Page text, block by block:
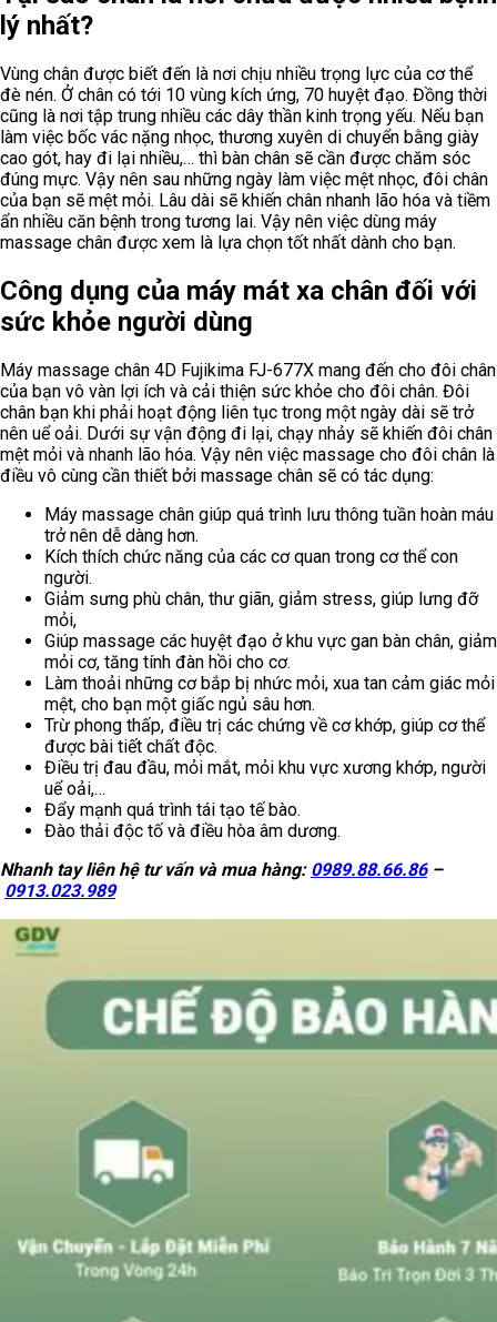
lý nhất?
Vùng chân được biết đến là nơi chịu nhiều trọng lực của cơ thể
đè nén. Ở chân có tới 10 vùng kích ứng, 70 huyệt đạo. Đồng thời
cũng là nơi tập trung nhiều các dây thần kinh trọng yếu. Nếu bạn
làm việc bốc vác nặng nhọc, thương xuyên di chuyển bằng giày
cao gót, hay đi lại nhiều,… thì bàn chân sẽ cần được chăm sóc
đúng mực. Vậy nên sau những ngày làm việc mệt nhọc, đôi chân
của bạn sẽ mệt mỏi. Lâu dài sẽ khiến chân nhanh lão hóa và tiềm
ẩn nhiều căn bệnh trong tương lai. Vậy nên việc dùng máy
massage chân được xem là lựa chọn tốt nhất dành cho bạn.
Công dụng của máy mát xa chân đối với
sức khỏe người dùng
Máy massage chân 4D Fujikima FJ-677X mang đến cho đôi chân
của bạn vô vàn lợi ích và cải thiện sức khỏe cho đôi chân. Đôi
chân bạn khi phải hoạt động liên tục trong một ngày dài sẽ trở
nên uể oải. Dưới sự vận động đi lại, chạy nhảy sẽ khiến đôi chân
mệt mỏi và nhanh lão hóa. Vậy nên việc massage cho đôi chân là
điều vô cùng cần thiết bởi massage chân sẽ có tác dụng:
Máy massage chân giúp quá trình lưu thông tuần hoàn máu
trở nên dễ dàng hơn.
Kích thích chức năng của các cơ quan trong cơ thể con
người.
Giảm sưng phù chân, thư giãn, giảm stress, giúp lưng đỡ
mỏi,
Giúp massage các huyệt đạo ở khu vực gan bàn chân, giảm
mỏi cơ, tăng tính đàn hồi cho cơ.
Làm thoải những cơ bắp bị nhức mỏi, xua tan cảm giác mỏi
mệt, cho bạn một giấc ngủ sâu hơn.
Trừ phong thấp, điều trị các chứng về cơ khớp, giúp cơ thể
được bài tiết chất độc.
Điều trị đau đầu, mỏi mắt, mỏi khu vực xương khớp, người
uể oải,…
Đẩy mạnh quá trình tái tạo tế bào.
Đào thải độc tố và điều hòa âm dương.
Nhanh tay liên hệ tư vấn và mua hàng: 0989.88.66.86–
0913.023.989